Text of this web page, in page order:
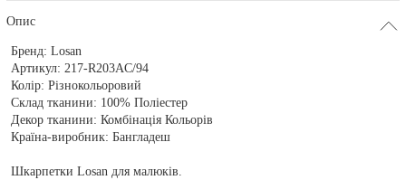
Опис
Бренд:Losan
Артикул:217-R203AC/94
Колір:Різнокольоровий
Склад тканини: 100% Поліестер
Декор тканини:Комбінація Кольорів
Країна-виробник:Бангладеш
Шкарпетки Losan для малюків.